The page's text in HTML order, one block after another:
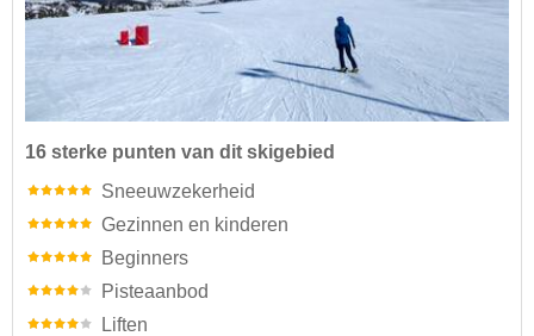
16 sterke punten van dit skigebied
Sneeuwzekerheid
Gezinnen en kinderen
Beginners
Pisteaanbod
Liften